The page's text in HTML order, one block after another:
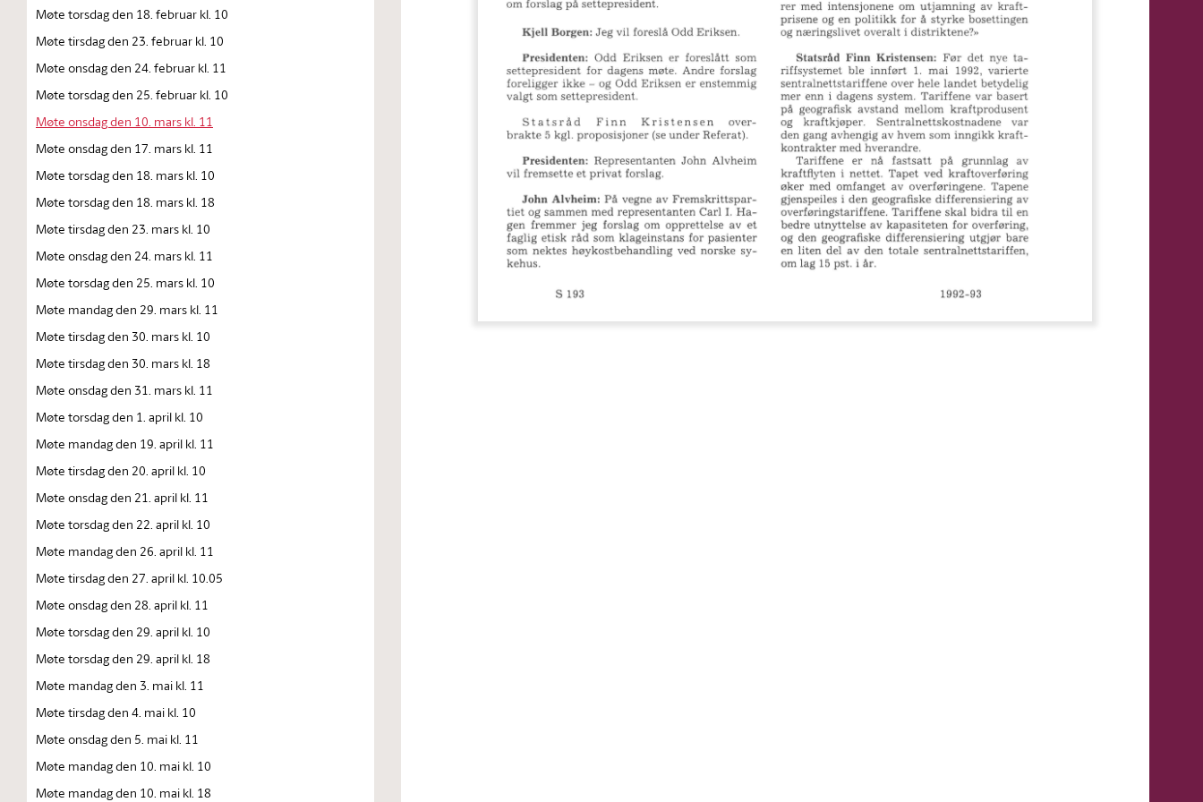
Møte torsdag den 18. februar kl. 10
Møte tirsdag den 23. februar kl. 10
Møte onsdag den 24. februar kl. 11
Møte torsdag den 25. februar kl. 10
Møte onsdag den 10. mars kl. 11
Møte onsdag den 17. mars kl. 11
Møte torsdag den 18. mars kl. 10
Møte torsdag den 18. mars kl. 18
Møte tirsdag den 23. mars kl. 10
Møte onsdag den 24. mars kl. 11
Møte torsdag den 25. mars kl. 10
Møte mandag den 29. mars kl. 11
Møte tirsdag den 30. mars kl. 10
Møte tirsdag den 30. mars kl. 18
Møte onsdag den 31. mars kl. 11
Møte torsdag den 1. april kl. 10
Møte mandag den 19. april kl. 11
Møte tirsdag den 20. april kl. 10
Møte onsdag den 21. april kl. 11
Møte torsdag den 22. april kl. 10
Møte mandag den 26. april kl. 11
Møte tirsdag den 27. april kl. 10.05
Møte onsdag den 28. april kl. 11
Møte torsdag den 29. april kl. 10
Møte torsdag den 29. april kl. 18
Møte mandag den 3. mai kl. 11
Møte tirsdag den 4. mai kl. 10
Møte onsdag den 5. mai kl. 11
Møte mandag den 10. mai kl. 10
Møte mandag den 10. mai kl. 18